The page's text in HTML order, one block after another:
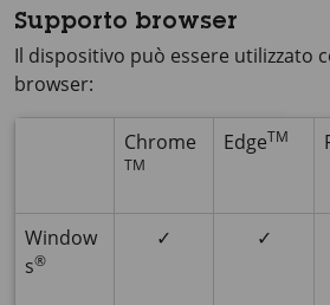
Supporto browser
Il dispositivo può essere utilizzato
browser:
Chrome
TM
EdgeTM
Window
s®
✓ ✓